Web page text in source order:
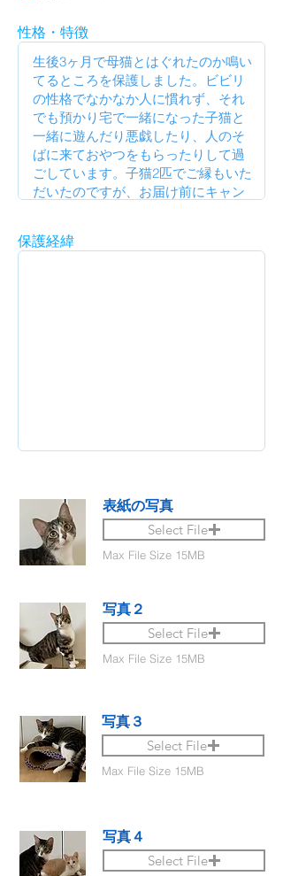
性格・特徴
保護経緯
表紙の写真
Select File
Max File Size 15MB
写真２
Select File
Max File Size 15MB
写真３
Select File
Max File Size 15MB
写真４
Select File